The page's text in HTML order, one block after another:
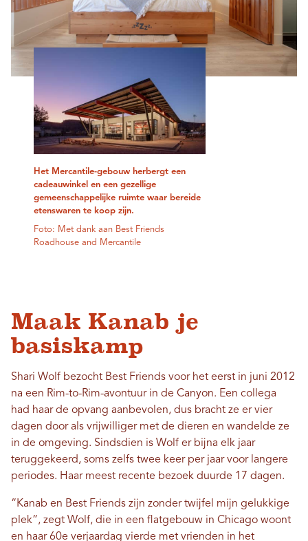
Het Mercantile-gebouw herbergt een
cadeauwinkel en een gezellige
gemeenschappelijke ruimte waar bereide
etenswaren te koop zijn.
Foto: Met dank aan Best Friends
Roadhouse and Mercantile
Maak Kanab je
basiskamp
Shari Wolf bezocht Best Friends voor het eerst in juni 2012
na een Rim-to-Rim-avontuur in de Canyon. Een collega
had haar de opvang aanbevolen, dus bracht ze er vier
dagen door als vrijwilliger met de dieren en wandelde ze
in de omgeving. Sindsdien is Wolf er bijna elk jaar
teruggekeerd, soms zelfs twee keer per jaar voor langere
periodes. Haar meest recente bezoek duurde 17 dagen.
“Kanab en Best Friends zijn zonder twijfel mijn gelukkige
plek”, zegt Wolf, die in een flatgebouw in Chicago woont
en haar 60e verjaardag vierde met vrienden in het